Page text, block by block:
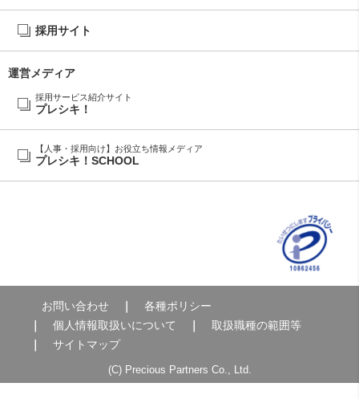
採用サイト
運営メディア
採用サービス紹介サイト
プレシキ！
【人事・採用向け】お役立ち情報メディア
プレシキ！SCHOOL
お問い合わせ
各種ポリシー
個人情報取扱いについて
取扱職種の範囲等
サイトマップ
(C) Precious Partners Co., Ltd.